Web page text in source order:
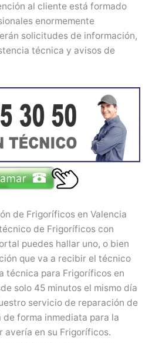
al cliente está formado
enormemente
solicitudes de información,
técnica y avisos de
de Frigoríficos en Valencia
de Frigoríficos con
puedes hallar uno, o bien
que va a recibir el técnico
técnica para Frigoríficos en
solo 45 minutos el mismo día
servicio de reparación de
forma inmediata para la
avería en su Frigoríficos.